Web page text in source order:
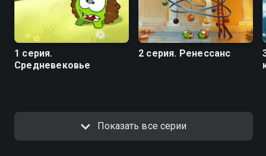
1 серия.
Средневековье
2 серия. Ренессанс
Показать все серии